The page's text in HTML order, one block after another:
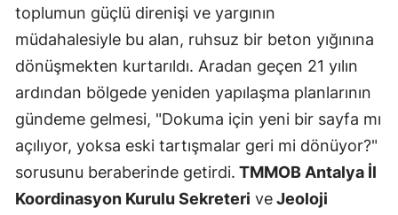
toplumun güçlü direnişi ve yargının
müdahalesiyle bu alan, ruhsuz bir beton yığınına
dönüşmekten kurtarıldı. Aradan geçen 21 yılın
ardından bölgede yeniden yapılaşma planlarının
gündeme gelmesi, "Dokuma için yeni bir sayfa mı
açılıyor, yoksa eski tartışmalar geri mi dönüyor?"
sorusunu beraberinde getirdi. TMMOB Antalya İl
Koordinasyon Kurulu Sekreteri veJeoloji